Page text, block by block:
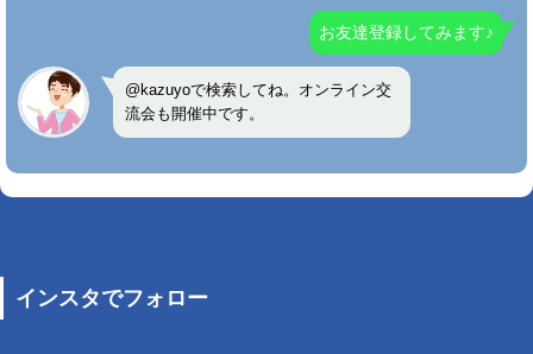
お友達登録してみます♪
@kazuyoで検索してね。オンライン交
流会も開催中です。
インスタでフォロー